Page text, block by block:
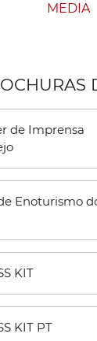
MEDIA
de Imprensa
Enoturismo
KIT
KIT PT